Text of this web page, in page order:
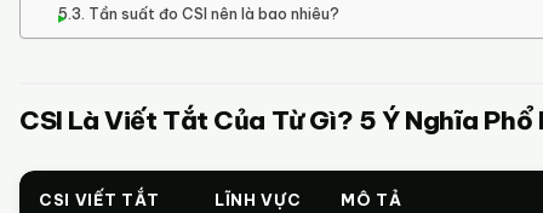
Tần suất đo CSI nên là bao nhiêu?
CSI Là Viết Tắt Của Từ Gì? 5 Ý Nghĩa Phổ
CSI VIẾT TẮT LĨNH VỰC MÔ TẢ